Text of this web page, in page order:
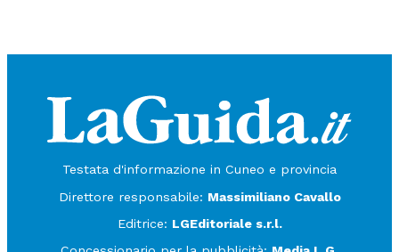
Testata d'informazione in Cuneo e provincia
Direttore responsabile: Massimiliano Cavallo
Editrice: LGEditoriale s.r.l.